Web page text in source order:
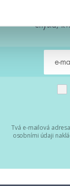
Vše kolem
chystá,
Tvá e-mailová
osobními údaji